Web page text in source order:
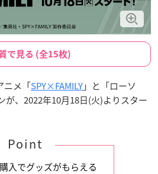
で見る (全15枚)
ニメ「SPY×FAMILY」と「ローソ
が、2022年10月18日(火)よりスター
Point
入でグッズがもらえる